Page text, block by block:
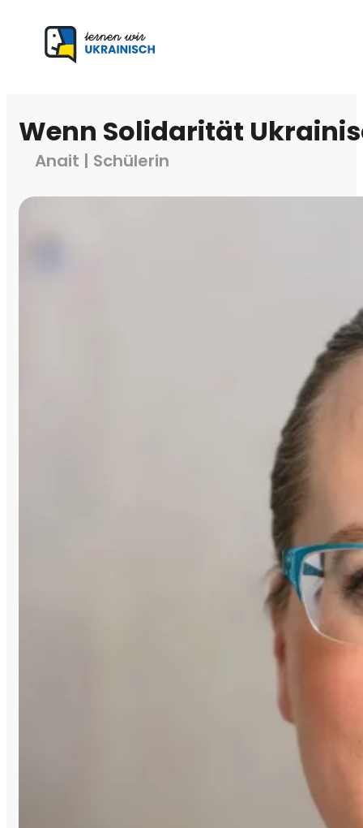
Wenn Solidarität
Anait | Schülerin